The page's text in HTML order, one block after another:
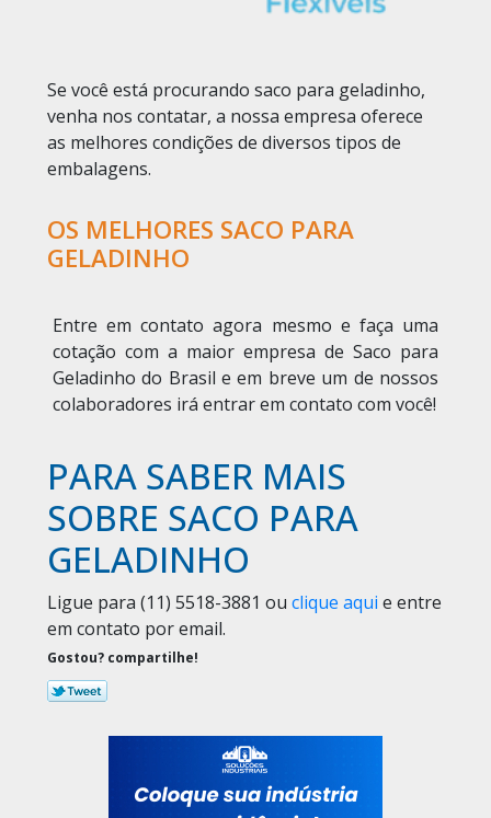
Se você está procurando saco para geladinho,
venha nos contatar, a nossa empresa oferece
as melhores condições de diversos tipos de
embalagens.
OS MELHORES SACO PARA
GELADINHO
Entre em contato agora mesmo e faça uma
cotação com a maior empresa de Saco para
Geladinho do Brasil e em breve um de nossos
colaboradores irá entrar em contato com você!
PARA SABER MAIS
SOBRE SACO PARA
GELADINHO
Ligue para (11) 5518-3881 ou clique aqui e entre
em contato por email.
Gostou? compartilhe!